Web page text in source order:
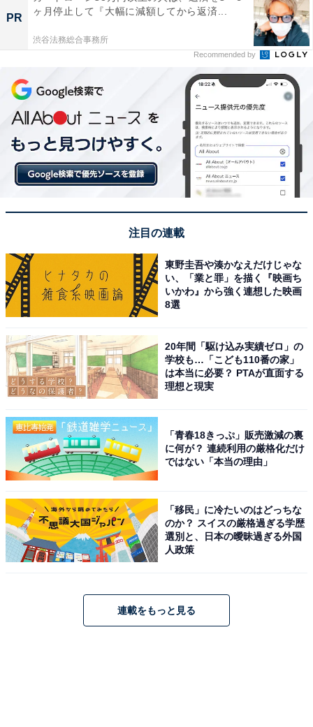
PR
ヶ月停止して『大幅に減額してから返済...
渋谷法務総合事務所
Recommended by
注目の連載
東野圭吾や湊かなえだけじゃな
い、「業と罪」を描く『映画ち
いかわ』から強く連想した映画
8選
20年間「駆け込み実績ゼロ」の
学校も…「こども110番の家」
は本当に必要？ PTAが直面する
理想と現実
「青春18きっぷ」販売激減の裏
に何が？ 連続利用の厳格化だけ
ではない「本当の理由」
「移民」に冷たいのはどっちな
のか？ スイスの厳格過ぎる学歴
選別と、日本の曖昧過ぎる外国
人政策
連載をもっと見る